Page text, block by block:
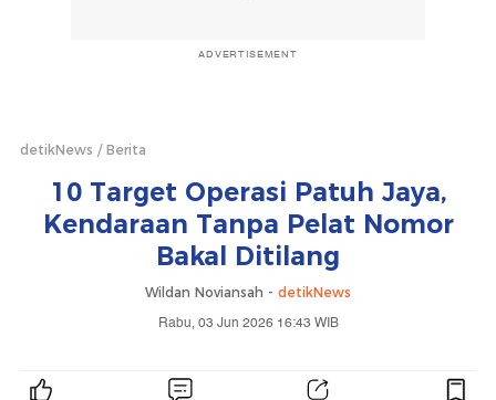
ADVERTISEMENT
detikNews Berita
10 Target Operasi Patuh Jaya,
Kendaraan Tanpa Pelat Nomor
Bakal Ditilang
Wildan Noviansah - detikNews
Rabu, 03 Jun 2026 16:43 WIB